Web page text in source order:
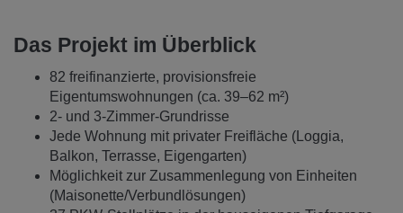
Das Projekt im Überblick
82 freifinanzierte, provisionsfreie
Eigentumswohnungen (ca. 39–62 m²)
2‑ und 3‑Zimmer‑Grundrisse
Jede Wohnung mit privater Freifläche (Loggia,
Balkon, Terrasse, Eigengarten)
Möglichkeit zur Zusammenlegung von Einheiten
(Maisonette/Verbundlösungen)